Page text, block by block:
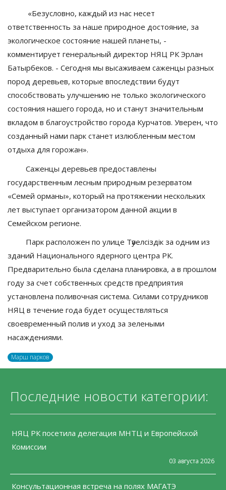
«Безусловно, каждый из нас несет
ответственность за наше природное достояние, за
экологическое состояние нашей планеты, -
комментирует генеральный директор НЯЦ РК Эрлан
Батырбеков. - Сегодня мы высаживаем саженцы разных
пород деревьев, которые впоследствии будут
способствовать улучшению не только экологического
состояния нашего города, но и станут значительным
вкладом в благоустройство города Курчатов. Уверен, что
созданный нами парк станет излюбленным местом
отдыха для горожан».
Саженцы деревьев предоставлены
государственным лесным природным резерватом
«Семей орманы», который на протяжении нескольких
лет выступает организатором данной акции в
Семейском регионе.
Парк расположен по улице Тәуелсіздік за одним из
зданий Национального ядерного центра РК.
Предварительно была сделана планировка, а в прошлом
году за счет собственных средств предприятия
установлена поливочная система. Силами сотрудников
НЯЦ в течение года будет осуществляться
своевременный полив и уход за зелеными
насаждениями.
Марш парков
Последние новости категории:
НЯЦ РК посетила делегация МНТЦ и Европейской
Комиссии
03 августа 2026
Консультационная встреча на полях МАГАТЭ